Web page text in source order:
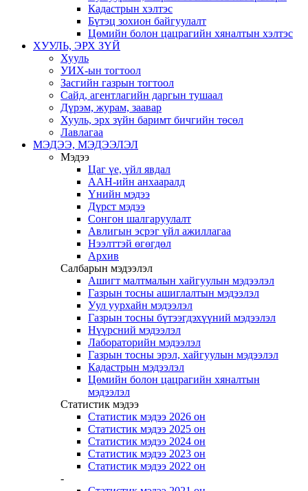
Кадастрын хэлтэс
Бүтэц зохион байгуулалт
Цөмийн болон цацрагийн хяналтын хэлтэс
ХУУЛЬ, ЭРХ ЗҮЙ
Хууль
УИХ-ын тогтоол
Засгийн газрын тогтоол
Сайд, агентлагийн даргын тушаал
Дүрэм, журам, заавар
Хууль, эрх зүйн баримт бичгийн төсөл
Лавлагаа
МЭДЭЭ, МЭДЭЭЛЭЛ
Мэдээ
Цаг үе, үйл явдал
ААН-ийн анхааралд
Үнийн мэдээ
Дүрст мэдээ
Сонгон шалгаруулалт
Авлигын эсрэг үйл ажиллагаа
Нээлттэй өгөгдөл
Архив
Салбарын мэдээлэл
Ашигт малтмалын хайгуулын мэдээлэл
Газрын тосны ашиглалтын мэдээлэл
Уул уурхайн мэдээлэл
Газрын тосны бүтээгдэхүүний мэдээлэл
Нүүрсний мэдээлэл
Лабораторийн мэдээлэл
Газрын тосны эрэл, хайгуулын мэдээлэл
Кадастрын мэдээлэл
Цөмийн болон цацрагийн хяналтын
мэдээлэл
Статистик мэдээ
Статистик мэдээ 2026 он
Статистик мэдээ 2025 он
Статистик мэдээ 2024 он
Статистик мэдээ 2023 он
Статистик мэдээ 2022 он
-